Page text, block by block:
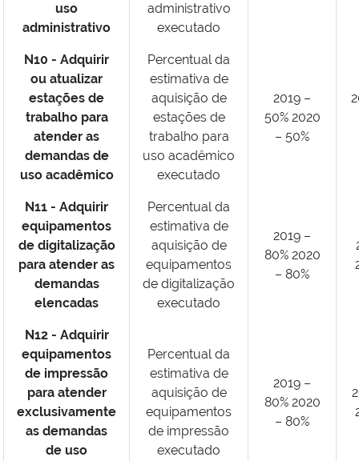
uso
administrativo
administrativo
executado
N10 - Adquirir
ou atualizar
estações de
trabalho para
atender as
demandas de
uso acadêmico
Percentual da
estimativa de
aquisição de
estações de
trabalho para
uso acadêmico
executado
2019 –
50% 2020
– 50%
N11 - Adquirir
equipamentos
de digitalização
para atender as
demandas
elencadas
Percentual da
estimativa de
aquisição de
equipamentos
de digitalização
executado
2019 –
80% 2020
– 80%
N12 - Adquirir
equipamentos
de impressão
para atender
exclusivamente
as demandas
de uso
Percentual da
estimativa de
aquisição de
equipamentos
de impressão
executado
2019 –
80% 2020
– 80%